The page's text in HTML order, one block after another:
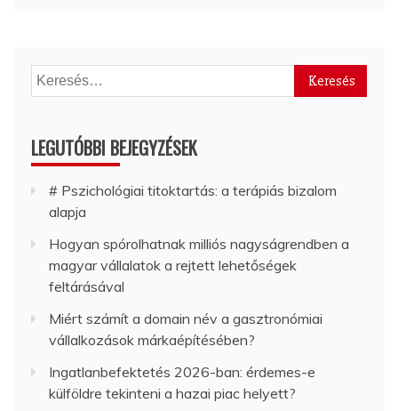
Keresés:
LEGUTÓBBI BEJEGYZÉSEK
# Pszichológiai titoktartás: a terápiás bizalom
alapja
Hogyan spórolhatnak milliós nagyságrendben a
magyar vállalatok a rejtett lehetőségek
feltárásával
Miért számít a domain név a gasztronómiai
vállalkozások márkaépítésében?
Ingatlanbefektetés 2026-ban: érdemes-e
külföldre tekinteni a hazai piac helyett?